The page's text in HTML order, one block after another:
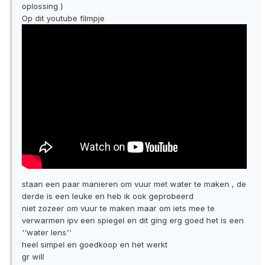
oplossing )
Op dit youtube filmpje
staan een paar manieren om vuur met water te maken , de
derde is een leuke en heb ik ook geprobeerd
niet zozeer om vuur te maken maar om iets mee te
verwarmen ipv een spiegel en dit ging erg goed het is een
''water lens''
heel simpel en goedkoop en het werkt
gr will